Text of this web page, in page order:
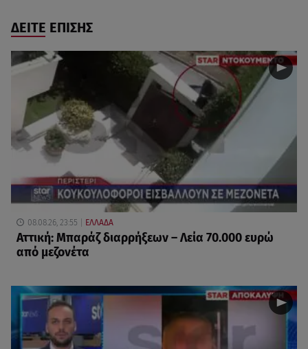
ΔΕΙΤΕ ΕΠΙΣΗΣ
08.08.26, 23:55 ΕΛΛΑΔΑ
Αττική: Μπαράζ διαρρήξεων – Λεία 70.000 ευρώ
από μεζονέτα